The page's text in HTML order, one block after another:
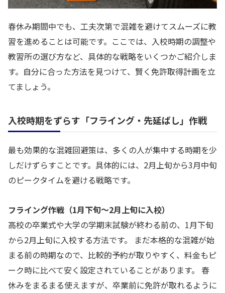
春休み期間中でも、工夫次第で混雑を避けてスムーズに教
習を進めることは可能です。ここでは、入校時期の調整や
教習所の選び方など、具体的な戦略をいくつかご紹介しま
す。自分に合った方法を見つけて、賢く免許取得計画を立
てましょう。
入校時期をずらす「フライング・先延ばし」作戦
最も効果的な混雑回避策は、多くの人が集中する時期を少
しだけずらすことです。具体的には、2月上旬から3月中旬
のピークタイムを避ける戦略です。
フライング作戦（1月下旬〜2月上旬に入校）
高校の卒業式や大学の学期末試験が終わる前の、1月下旬
から2月上旬に入校する方法です。 まだ本格的な混雑が始
まる前の時期なので、比較的予約が取りやすく、料金もピ
ーク時に比べて安く設定されていることがあります。 春
休みをまるまる使えますが、卒業前に免許が取れるように